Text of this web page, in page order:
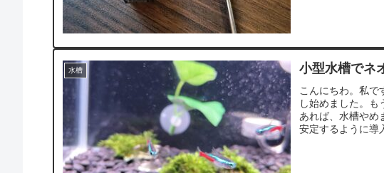
水槽 小型水槽でネ
こんにちわ。私で
し始めました。
あれば、水槽やめ
安定するように導